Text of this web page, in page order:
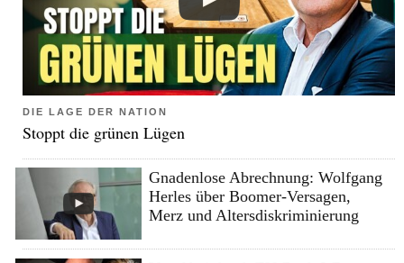
DIE LAGE DER NATION
Stoppt die grünen Lügen
Gnadenlose Abrechnung: Wolfgang
Herles über Boomer-Versagen,
Merz und Altersdiskriminierung